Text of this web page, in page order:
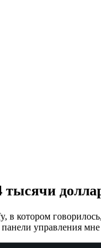
котором
управления